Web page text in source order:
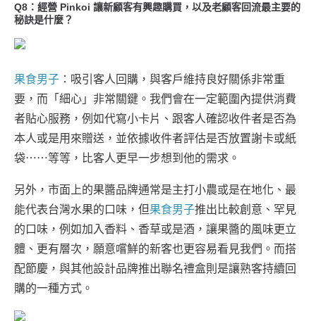
Q8：經營 Pinkoi 讓新顧客有興趣購買，以及老顧客回流最主要的
秘訣是什麼？
果食男子 ：吸引客人回購，與客戶維持良好關係非常重
要，而「細心」非常關鍵。我們會在一定範圍內提供消費
者貼心服務，例如代寫小卡片、跟客人確認收件者是否為
本人或是用來贈送，並依據收件者評估是否放置謝卡或紙
袋⋯⋯等等，比客人更早一步想到他的需求。
另外，市面上的果醬品牌通常是主打小農或是在地化、最
能代表台灣水果的口味，但果食男子推出比較創意、罕見
的口味，例如加入香料、香草或是酒，讓果醬的風味更立
體、更有層次，願意嚐鮮的新客也更容易看見我們。而搭
配節慶，與其他設計品牌推出聯名禮盒則是讓熟客持續回
購的一種方式。